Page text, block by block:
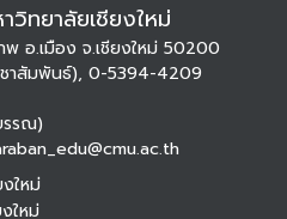
ทยาลัยเชียงใหม่
อ.เมือง จ.เชียงใหม่ 50200
าสัมพันธ์), 0-5394-4209
รรณ)
ใหม่
ใหม่